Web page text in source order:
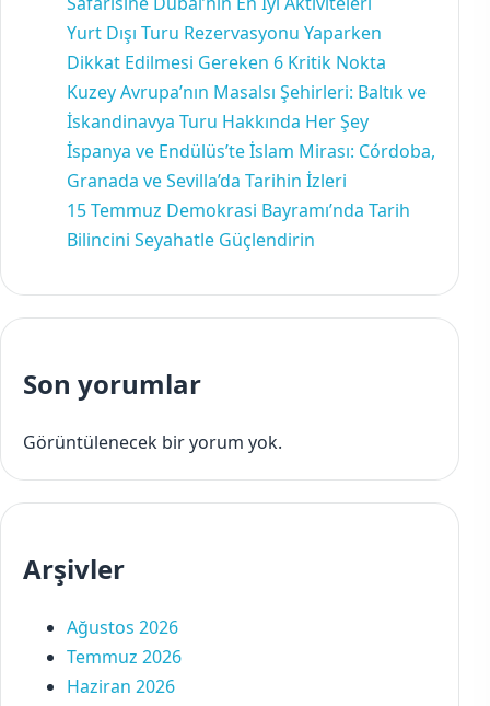
Yurt Dışı Turu Rezervasyonu Yaparken
Dikkat Edilmesi Gereken 6 Kritik Nokta
Kuzey Avrupa’nın Masalsı Şehirleri: Baltık ve
İskandinavya Turu Hakkında Her Şey
İspanya ve Endülüs’te İslam Mirası: Córdoba,
Granada ve Sevilla’da Tarihin İzleri
15 Temmuz Demokrasi Bayramı’nda Tarih
Bilincini Seyahatle Güçlendirin
Son yorumlar
Görüntülenecek bir yorum yok.
Arşivler
Ağustos 2026
Temmuz 2026
Haziran 2026